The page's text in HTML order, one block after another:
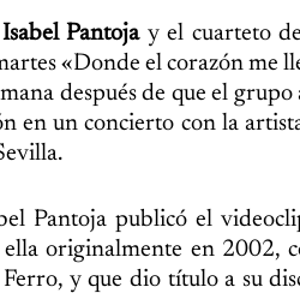
Isabel Pantojay el cuarteto
«Donde el corazón me
después de que el grupo
en un concierto con la
Pantoja publicó el
originalmente en 2002,
y que dio título a su